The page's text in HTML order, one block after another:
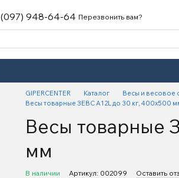
(097) 948-64-64 Перезвонить вам?
GIPERCENTER Каталог Весы и весовое
Весы товарные ЗЕВС A12L до 30 кг, 400х500
Весы товарные
мм
В наличии Артикул: 002099 Оставить